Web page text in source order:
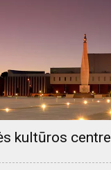
kultūros centre